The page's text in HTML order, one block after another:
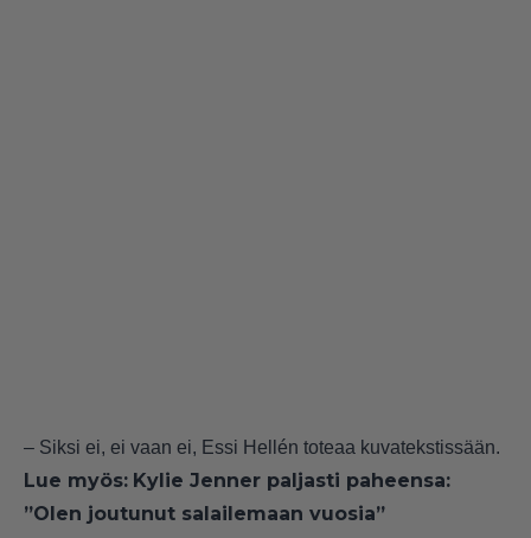
– Siksi ei, ei vaan ei, Essi Hellén toteaa kuvatekstissään.
Lue myös: Kylie Jenner paljasti paheensa:
”Olen joutunut salailemaan vuosia”